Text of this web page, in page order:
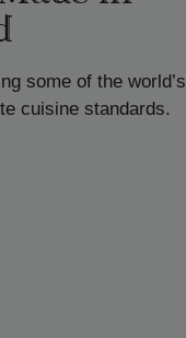
some of the world’s
cuisine standards.